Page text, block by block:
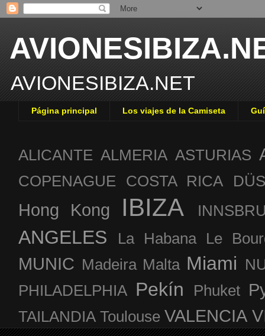
AVIONESIBIZA.NET
Página principal Los viajes de la Camiseta
ALICANTE ALMERIA ASTURIAS
COPENAGUE COSTA RICA
Hong Kong IBIZA
ANGELES La Habana Le
MUNIC Madeira Malta Miami
PHILADELPHIA Pekín Phuket
TAILANDIA Toulouse VALENCIA